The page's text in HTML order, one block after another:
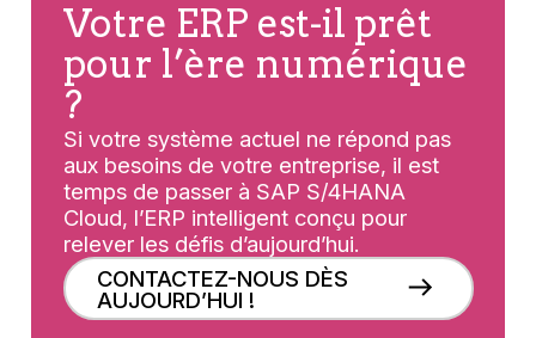
Votre ERP est-il prêt
pour l’ère numérique
?
Si votre système actuel ne répond pas
aux besoins de votre entreprise, il est
temps de passer à SAP S/4HANA
Cloud, l’ERP intelligent conçu pour
relever les défis d’aujourd’hui.
CONTACTEZ-NOUS DÈS
AUJOURD’HUI !